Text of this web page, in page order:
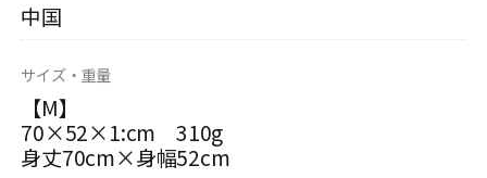
中国
サイズ・重量
【M】
70×52×1:cm 310g
身丈70cm×身幅52cm